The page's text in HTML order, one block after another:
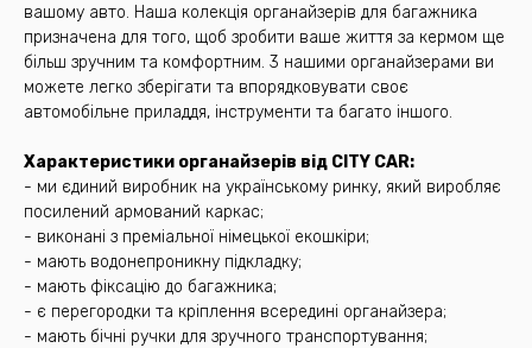
вашому авто. Наша колекція органайзерів для багажника
призначена для того, щоб зробити ваше життя за кермом ще
більш зручним та комфортним. 3 нашими органайзерами ви
можете легко зберігати та впорядковувати своє
автомобільне приладдя, інструменти та багато іншого.
Характеристики органайзерів від CITY CAR:
- ми єдиний виробник на українському ринку, який виробляє
посилений армований каркас;
- виконані з преміальної німецької екошкіри;
- мають водонепроникну підкладку;
- мають фіксацію до багажника;
- є перегородки та кріплення всередині органайзера;
- мають бічні ручки для зручного транспортування;